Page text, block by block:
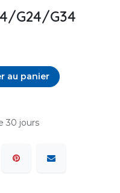
G24/G34
au panier
30 jours